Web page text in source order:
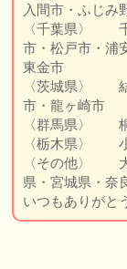
入間市・ふじみ
〈千葉県〉 千
市・松戸市・浦
東金市
〈茨城県〉 結
市・龍ヶ崎市
〈群馬県〉
〈栃木県〉
〈その他〉 大
県・宮城県・奈
いつもありがと